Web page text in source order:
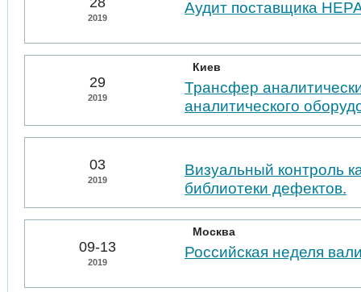
2019
Аудит поставщика
29
2019
Киев
Трансфер
аналитического
03
2019
Визуальный контроль
библиотеки дефектов.
09-13
2019
Москва
Российская неделя